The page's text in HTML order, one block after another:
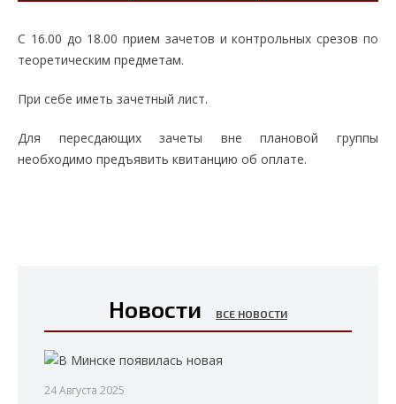
С 16.00 до 18.00 прием зачетов и контрольных срезов по
теоретическим предметам.
При себе иметь зачетный лист.
Для пересдающих зачеты вне плановой группы
необходимо предъявить квитанцию об оплате.
Новости ВСЕ НОВОСТИ
24 Августа 2025